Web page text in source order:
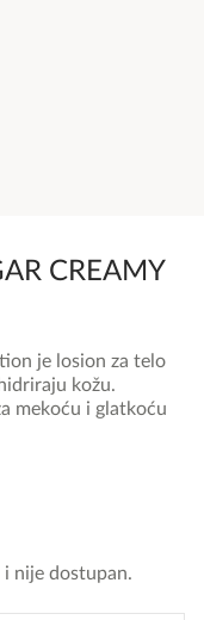
CREAMY
je losion za telo
kožu.
mekoću i glatkoću
nije dostupan.